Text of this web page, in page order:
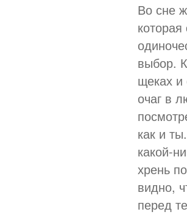
Во сне
выбор.
щеках и
очаг в
как и
какой-
хрень
видно,
перед